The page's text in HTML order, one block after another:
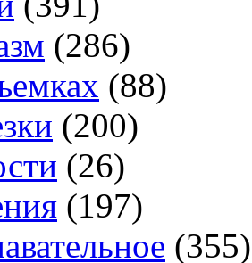
(286)
(88)
(200)
(26)
(197)
(355)